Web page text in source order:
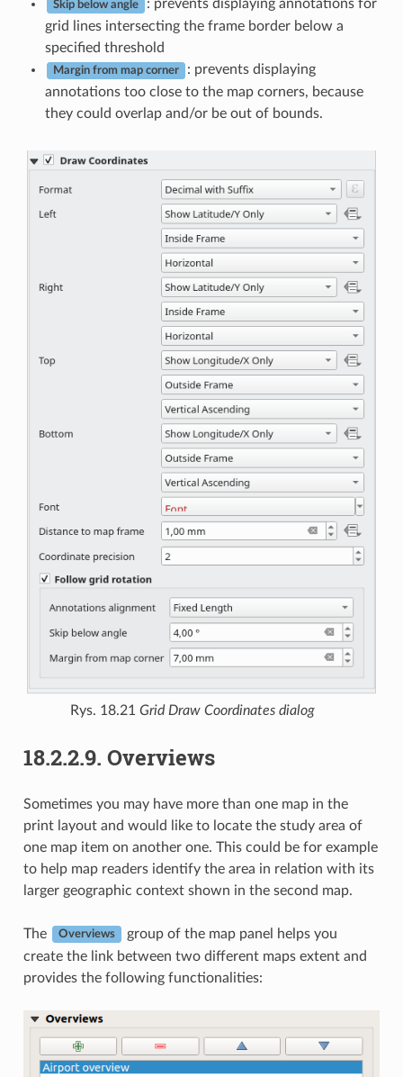
Skip below angle
: prevents displaying annotations for
grid lines intersecting the frame border below a
specified threshold
Margin from map corner
: prevents displaying
annotations too close to the map corners, because
they could overlap and/or be out of bounds.
Rys. 18.21 Grid Draw Coordinates dialog
18.2.2.9. Overviews
Sometimes you may have more than one map in the
print layout and would like to locate the study area of
one map item on another one. This could be for example
to help map readers identify the area in relation with its
larger geographic context shown in the second map.
The Overviews
group of the map panel helps you
create the link between two different maps extent and
provides the following functionalities: